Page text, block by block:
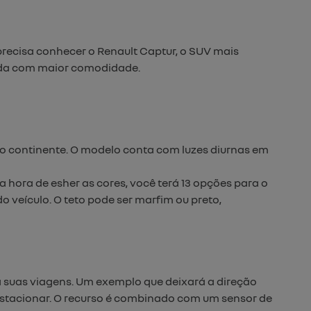
conhecer o Renault Captur, o SUV mais
com maior comodidade.
continente. O modelo conta com luzes diurnas em
de esher as cores, você terá 13 opções para o
veículo. O teto pode ser marfim ou preto,
viagens. Um exemplo que deixará a direção
O recurso é combinado com um sensor de